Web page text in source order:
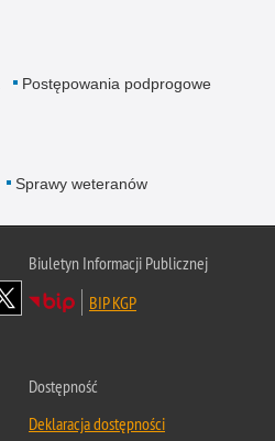
Postępowania podprogowe
Sprawy weteranów
Biuletyn Informacji Publicznej
BIP KGP
Dostępność
Deklaracja dostępności